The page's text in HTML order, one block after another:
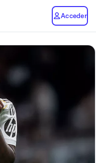
Acceder